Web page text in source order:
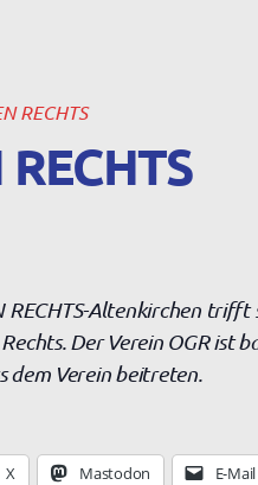
RECHTS
RECHTS-Altenkirchen
Der Verein OGR ist
dem Verein beitreten.
X Mastodon E-Mail